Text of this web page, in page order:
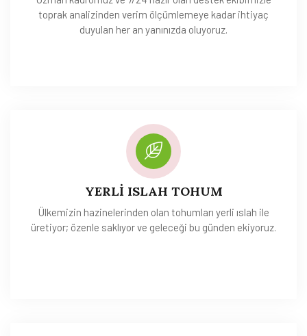
toprak analizinden verim ölçümlemeye kadar ihtiyaç
duyulan her an yanınızda oluyoruz.
YERLİ ISLAH TOHUM
Ülkemizin hazinelerinden olan tohumları yerli ıslah ile
üretiyor; özenle saklıyor ve geleceği bu günden ekiyoruz.